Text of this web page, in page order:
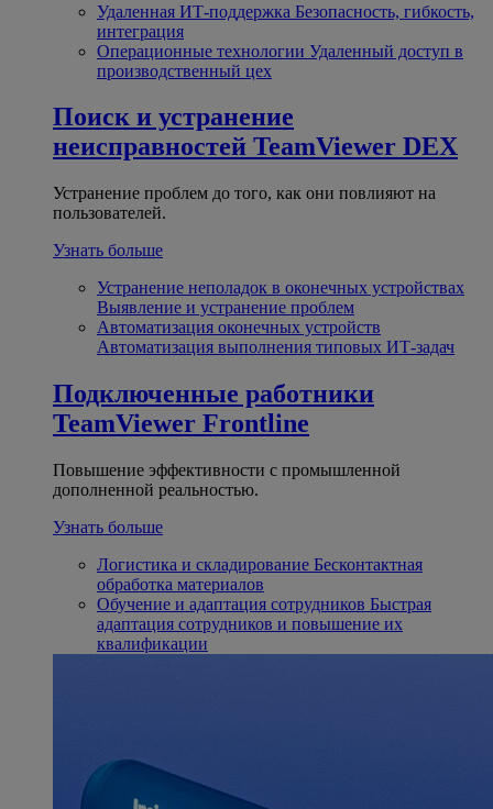
Удаленная ИТ-поддержка Безопасность, гибкость,
интеграция
Операционные технологии Удаленный доступ в
производственный цех
Поиск и устранение
неисправностей TeamViewer DEX
Устранение проблем до того, как они повлияют на
пользователей.
Узнать больше
Устранение неполадок в оконечных устройствах
Выявление и устранение проблем
Автоматизация оконечных устройств
Автоматизация выполнения типовых ИТ-задач
Подключенные работники
TeamViewer Frontline
Повышение эффективности с промышленной
дополненной реальностью.
Узнать больше
Логистика и складирование Бесконтактная
обработка материалов
Обучение и адаптация сотрудников Быстрая
адаптация сотрудников и повышение их
квалификации